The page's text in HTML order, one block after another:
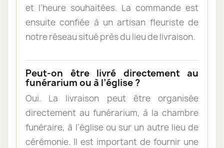
et l’heure souhaitées. La commande est
ensuite confiée à un artisan fleuriste de
notre réseau situé près du lieu de livraison.
Peut-on être livré directement au
funérarium ou à l’église ?
Oui. La livraison peut être organisée
directement au funérarium, à la chambre
funéraire, à l’église ou sur un autre lieu de
cérémonie. Il est important de fournir une